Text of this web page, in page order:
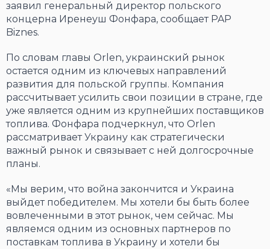
заявил генеральный директор польского
концерна Иренеуш Фонфара, сообщает PAP
Biznes.
По словам главы Orlen, украинский рынок
остается одним из ключевых направлений
развития для польской группы. Компания
рассчитывает усилить свои позиции в стране, где
уже является одним из крупнейших поставщиков
топлива. Фонфара подчеркнул, что Orlen
рассматривает Украину как стратегически
важный рынок и связывает с ней долгосрочные
планы.
«Мы верим, что война закончится и Украина
выйдет победителем. Мы хотели бы быть более
вовлеченными в этот рынок, чем сейчас. Мы
являемся одним из основных партнеров по
поставкам топлива в Украину и хотели бы